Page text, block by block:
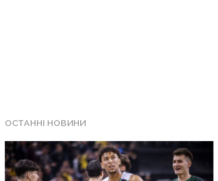
ОСТАННІ НОВИНИ